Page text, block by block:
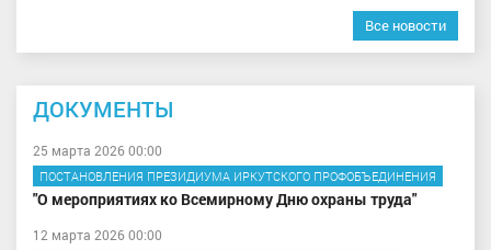
Все новости
ДОКУМЕНТЫ
25 марта 2026 00:00
ПОСТАНОВЛЕНИЯ ПРЕЗИДИУМА ИРКУТСКОГО ПРОФОБЪЕДИНЕНИЯ
"О мероприятиях ко Всемирному Дню охраны труда"
12 марта 2026 00:00